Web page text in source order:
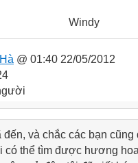
Windy
@ 01:40 22/05/2012
đến, và chắc các bạn
có thể tìm được hương